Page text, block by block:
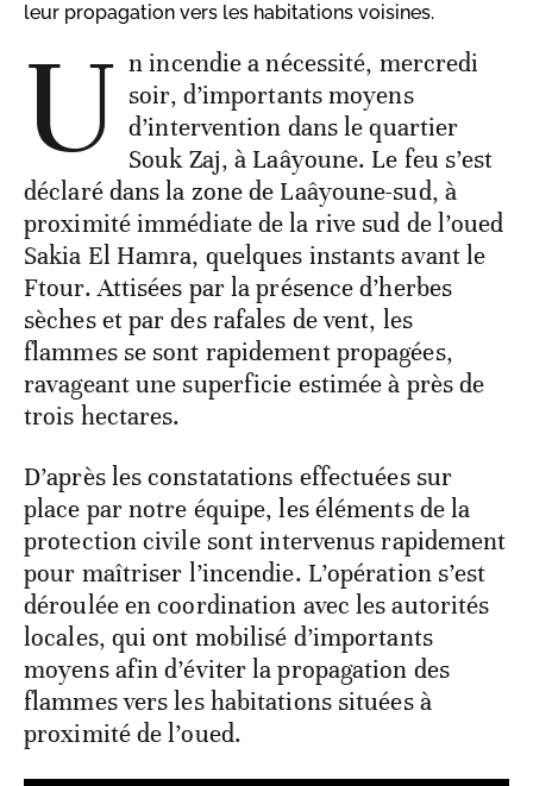
leur propagation vers les habitations voisines.
U n incendie a nécessité, mercredi
soir, d’importants moyens
d’intervention dans le quartier
Souk Zaj, à Laâyoune. Le feu s’est
déclaré dans la zone de Laâyoune-sud, à
proximité immédiate de la rive sud de l’oued
Sakia El Hamra, quelques instants avant le
Ftour. Attisées par la présence d’herbes
sèches et par des rafales de vent, les
flammes se sont rapidement propagées,
ravageant une superficie estimée à près de
trois hectares.
D’après les constatations effectuées sur
place par notre équipe, les éléments de la
protection civile sont intervenus rapidement
pour maîtriser l’incendie. L’opération s’est
déroulée en coordination avec les autorités
locales, qui ont mobilisé d’importants
moyens afin d’éviter la propagation des
flammes vers les habitations situées à
proximité de l’oued.